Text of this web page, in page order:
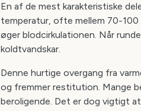
En af de mest karakteristiske
temperatur, ofte mellem 70-100
øger blodcirkulationen. Når
koldtvandskar.
Denne hurtige overgang fra
og fremmer restitution. Mange
beroligende. Det er dog vigtigt